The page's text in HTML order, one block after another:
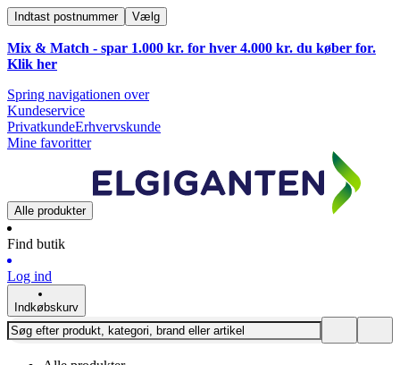
Indtast postnummer Vælg
Mix & Match - spar 1.000 kr. for hver 4.000 kr. du køber for.
Klik her
Spring navigationen over
Kundeservice
PrivatkundeErhvervskunde
Mine favoritter
Alle produkter
Find butik
Log ind
Indkøbskurv